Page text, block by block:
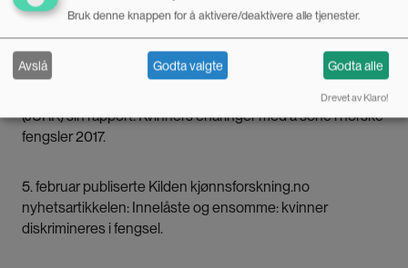
Følg debatten:
17. januar 2019 lanserte Juridisk rådgivning for kvinner
(JURK) sin rapport: Kvinners erfaringer med å sone i norske
fengsler 2017.
5. februar publiserte Kilden kjønnsforskning.no
nyhetsartikkelen: Innelåste og ensomme: kvinner
diskrimineres i fengsel.
Bruk denne knappen for å aktivere/deaktivere alle tjenester.
Avslå Godta valgte Godta alle
Drevet av Klaro!